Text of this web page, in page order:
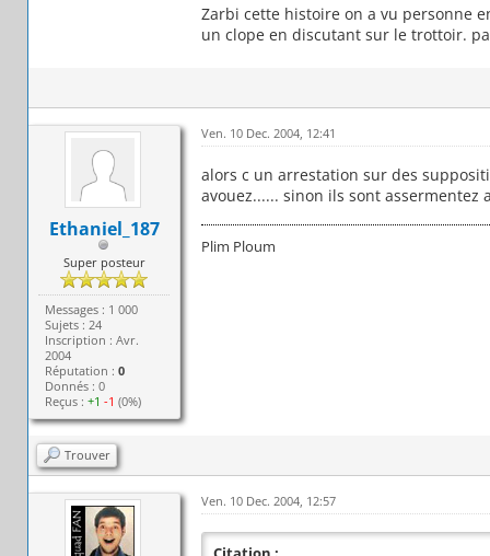
Zarbi cette histoire on a vu personne
un clope en discutant sur le trottoir.
Ethaniel_187
Super posteur
Messages : 1 000
Sujets : 24
Inscription : Avr.
2004
Réputation :0
Donnés : 0
Reçus :+1 -1 (0%)
Ven. 10 Dec. 2004, 12:41
alors c un arrestation sur des
avouez...... sinon ils sont assermentez
Plim Ploum
Trouver
Ven. 10 Dec. 2004, 12:57